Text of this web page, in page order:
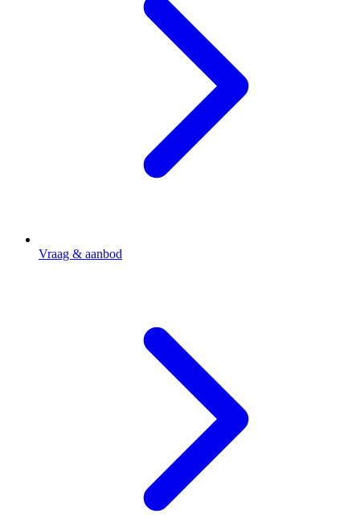
Vraag & aanbod